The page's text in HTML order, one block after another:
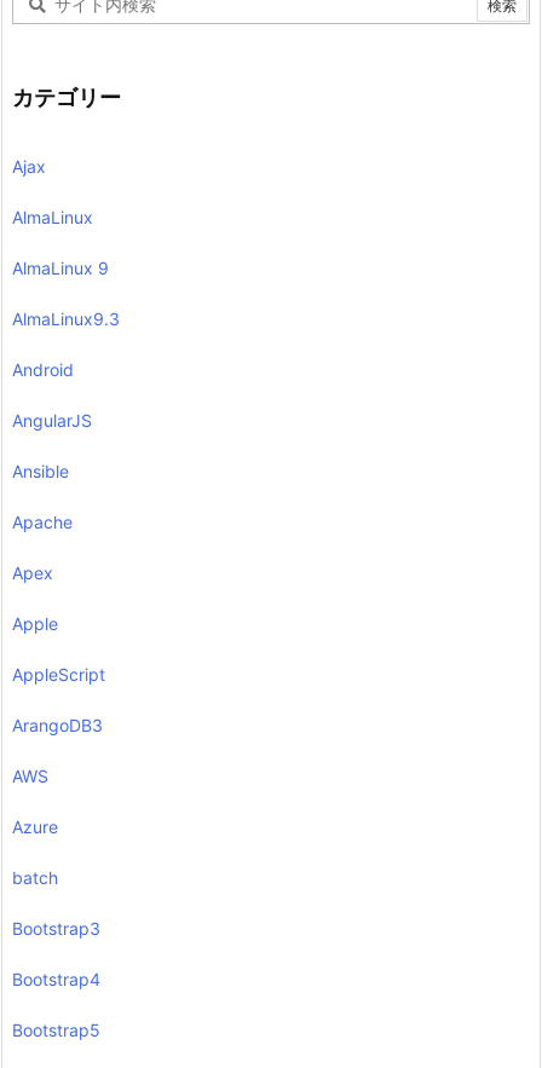
カテゴリー
Ajax
AlmaLinux
AlmaLinux 9
AlmaLinux9.3
Android
AngularJS
Ansible
Apache
Apex
Apple
AppleScript
ArangoDB3
AWS
Azure
batch
Bootstrap3
Bootstrap4
Bootstrap5